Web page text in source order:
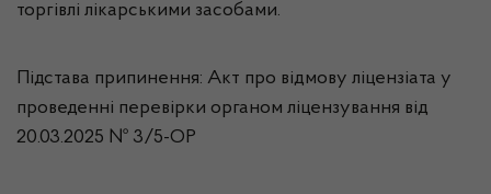
торгівлі лікарськими засобами.
Підстава припинення: Акт про відмову ліцензіата у
проведенні перевірки органом ліцензування від
20.03.2025 № 3/5-ОР